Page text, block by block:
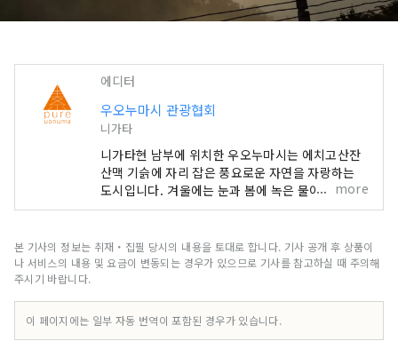
에디터
우오누마시 관광협회
니가타
니가타현 남부에 위치한 우오누마시는 에치고산잔
산맥 기슭에 자리 잡은 풍요로운 자연을 자랑하는
도시입니다. 겨울에는 눈과 봄에 녹은 물이 대지를
적셔주어 맛있는 우오누마 고시히카리 쌀을 재배하
야외 활동, 가을에는 황금빛 논과 단풍, 겨울에는 눈
덮인 설경을 감상할 수 있습니다. 사계절마다 사진
카리 쌀과 산나물 요리 등 설국 특유의 풍미가 마음
을 풍요롭게 해 줄 것입니다. 도쿄에서 신칸센으로
more
본 기사의 정보는 취재・집필 당시의 내용을 토대로 합니다. 기사 공개 후 상품이
나 서비스의 내용 및 요금이 변동되는 경우가 있으므로 기사를 참고하실 때 주의해
주시기 바랍니다.
이 페이지에는 일부 자동 번역이 포함된 경우가 있습니다.